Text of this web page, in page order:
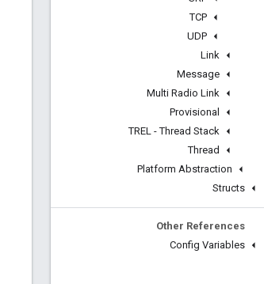
TCP
UDP
Link
Message
Multi Radio Link
Provisional
TREL - Thread Stack
Thread
Platform Abstraction
Structs
Other References
Config Variables